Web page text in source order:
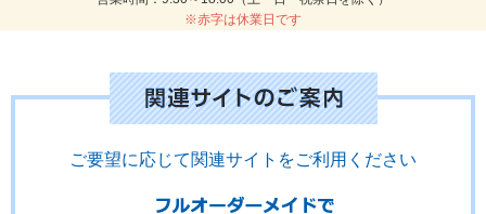
※赤字は休業日です
ご要望に応じて関連サイトをご利用ください